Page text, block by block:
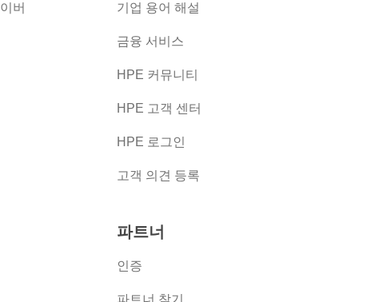
버 기업 용어 해설
금융 서비스
HPE 커뮤니티
HPE 고객 센터
HPE 로그인
고객 의견 등록
파트너
인증